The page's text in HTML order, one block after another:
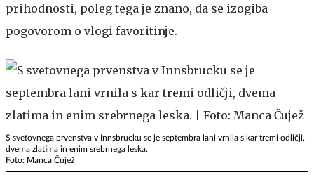
prihodnosti, poleg tega je znano, da se izogiba
pogovorom o vlogi favoritinje.
S svetovnega prvenstva v Innsbrucku se je septembra lani vrnila s kar tremi odličji,
dvema zlatima in enim srebrnega leska.
Foto: Manca Čujež